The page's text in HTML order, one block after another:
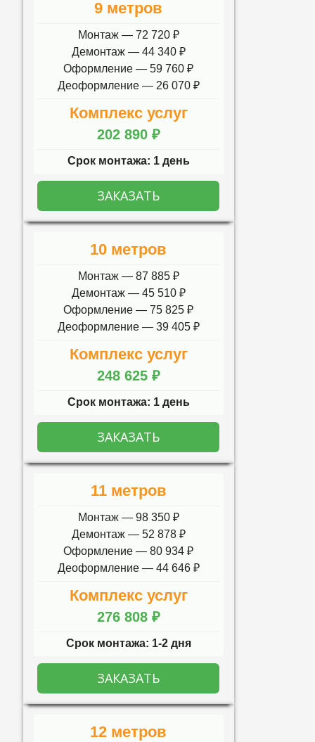
9 метров
Монтаж — 72 720 ₽
Демонтаж — 44 340 ₽
Оформление — 59 760 ₽
Деоформление — 26 070 ₽
Комплекс услуг
202 890 ₽
Срок монтажа: 1 день
ЗАКАЗАТЬ
10 метров
Монтаж — 87 885 ₽
Демонтаж — 45 510 ₽
Оформление — 75 825 ₽
Деоформление — 39 405 ₽
Комплекс услуг
248 625 ₽
Срок монтажа: 1 день
ЗАКАЗАТЬ
11 метров
Монтаж — 98 350 ₽
Демонтаж — 52 878 ₽
Оформление — 80 934 ₽
Деоформление — 44 646 ₽
Комплекс услуг
276 808 ₽
Срок монтажа: 1-2 дня
ЗАКАЗАТЬ
12 метров